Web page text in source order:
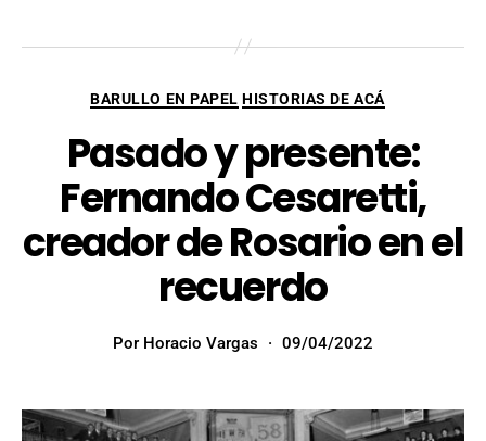
BARULLO EN PAPEL HISTORIAS DE ACÁ
Pasado y presente:
Fernando Cesaretti,
creador de Rosario en el
recuerdo
Por Horacio Vargas 09/04/2022